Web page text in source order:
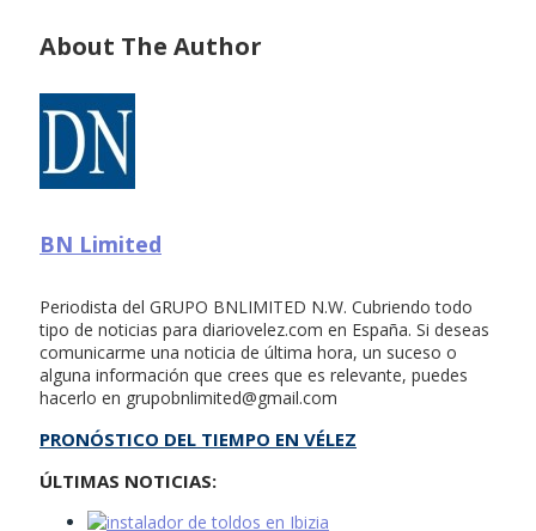
About The Author
BN Limited
Periodista del GRUPO BNLIMITED N.W. Cubriendo todo
tipo de noticias para diariovelez.com en España. Si deseas
comunicarme una noticia de última hora, un suceso o
alguna información que crees que es relevante, puedes
hacerlo en grupobnlimited@gmail.com
PRONÓSTICO DEL TIEMPO EN VÉLEZ
ÚLTIMAS NOTICIAS: